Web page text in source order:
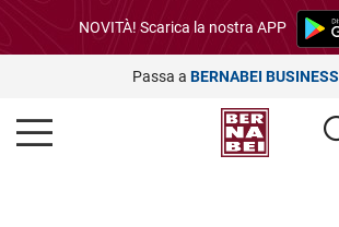
NOVITÀ! Scarica la nostra APP
Passa a BERNABEI BUSINESS